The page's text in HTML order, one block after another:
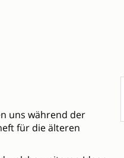
uns während der
für die älteren